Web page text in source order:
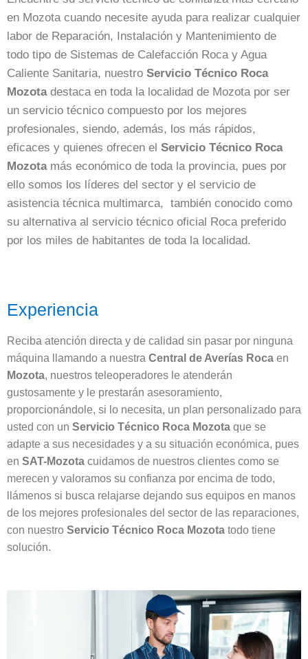
en Mozota cuando necesite ayuda para realizar cualquier
labor de Reparación, Instalación y Mantenimiento de
todo tipo de Sistemas de Calefacción Roca y Agua
Caliente Sanitaria, nuestro Servicio Técnico Roca
Mozotadestaca en toda la localidad de Mozota por ser
un servicio técnico compuesto por los mejores
profesionales, siendo, además, los más rápidos,
eficaces y quienes ofrecen el Servicio Técnico Roca
Mozotamás económico de toda la provincia, pues por
ello somos los líderes del sector y el servicio de
asistencia técnica multimarca, también conocido como
su alternativa al servicio técnico oficial Roca preferido
por los miles de habitantes de toda la localidad.
Experiencia
Reciba atención directa y de calidad sin pasar por ninguna
máquina llamando a nuestra Central de Averías Roca en
Mozota, nuestros teleoperadores le atenderán
gustosamente y le prestarán asesoramiento,
proporcionándole, si lo necesita, un plan personalizado para
usted con un Servicio Técnico Roca Mozota que se
adapte a sus necesidades y a su situación económica, pues
en SAT-Mozota cuidamos de nuestros clientes como se
merecen y valoramos su confianza por encima de todo,
llámenos si busca relajarse dejando sus equipos en manos
de los mejores profesionales del sector de las reparaciones,
con nuestro Servicio Técnico Roca Mozota todo tiene
solución.